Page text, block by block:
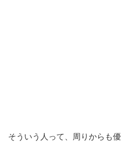
そういう人って、周りからも